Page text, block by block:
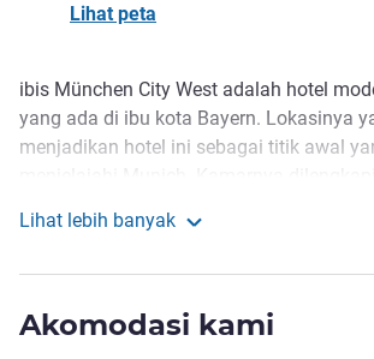
Lihat peta
Deskripsi
ibis München City West adalah hotel
yang ada di ibu kota Bayern. Lokasinya
menjadikan hotel ini sebagai titik awal
Anda butuhkan untuk masa menginap
WiFi gratis!
Lihat lebih banyak
Akomodasi kami